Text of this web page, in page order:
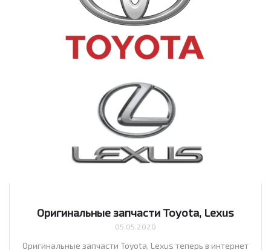
Оригинальные запчасти Toyota, Lexus
05.05.2020
Оригинальные запчасти Toyota, Lexus теперь в интернет